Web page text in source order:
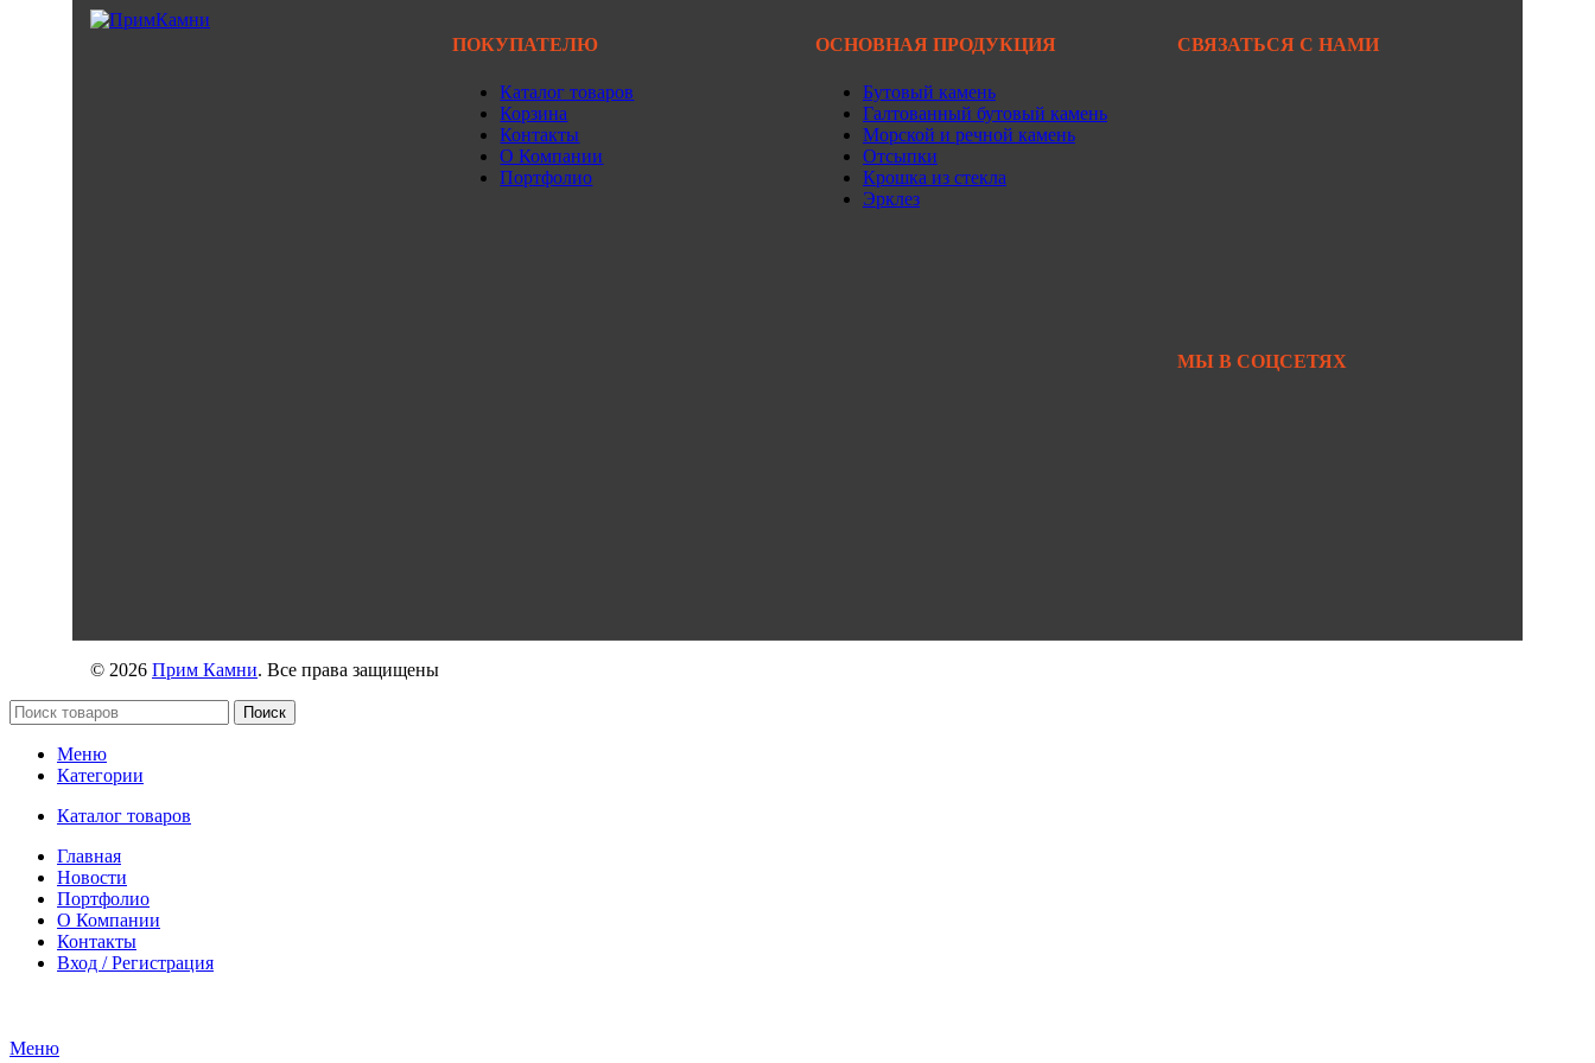
ПОКУПАТЕЛЮ
Каталог товаров
Корзина
Контакты
О Компании
Портфолио
ОСНОВНАЯ ПРОДУКЦИЯ
Бутовый камень
Галтованный бутовый камень
Морской и речной камень
Отсыпки
Крошка из стекла
Эрклез
СВЯЗАТЬСЯ С НАМИ
МЫ В СОЦСЕТЯХ
© 2026 Прим Камни. Все права защищены
Поиск
Меню
Категории
Каталог товаров
Главная
Новости
Портфолио
О Компании
Контакты
Вход / Регистрация
Меню